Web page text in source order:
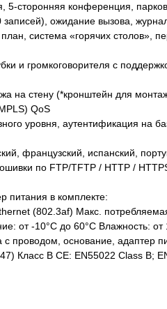
5-сторонняя конференция,
ожидание вызова,
система «горячих
и громкоговорителя с
на стену (*кронштейн для
QoS
уровня, аутентификация
французский, испанский,
по FTP/TFTP / HTTP /
питания в комплекте:
(802.3af) Макс.
от -10°C до 60°C Влажность:
проводом, основание, адаптер
Класс B CE: EN55022 Class B;